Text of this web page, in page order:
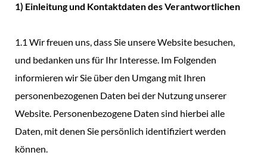
1) Einleitung und Kontaktdaten des Verantwortlichen
1.1 Wir freuen uns, dass Sie unsere Website besuchen,
und bedanken uns für Ihr Interesse. Im Folgenden
informieren wir Sie über den Umgang mit Ihren
personenbezogenen Daten bei der Nutzung unserer
Website. Personenbezogene Daten sind hierbei alle
Daten, mit denen Sie persönlich identifiziert werden
können.